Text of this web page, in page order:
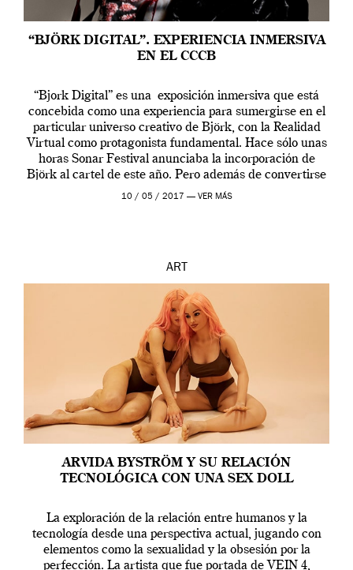
“BJÖRK DIGITAL”. EXPERIENCIA INMERSIVA
EN EL CCCB
“Bjork Digital” es una exposición inmersiva que está
concebida como una experiencia para sumergirse en el
particular universo creativo de Björk, con la Realidad
Virtual como protagonista fundamental. Hace sólo unas
horas Sonar Festival anunciaba la incorporación de
Björk al cartel de este año. Pero además de convertirse
en una de las actuaciones más relevantes […]
10 / 05 / 2017 — VER MÁS
ART
ARVIDA BYSTRÖM Y SU RELACIÓN
TECNOLÓGICA CON UNA SEX DOLL
La exploración de la relación entre humanos y la
tecnología desde una perspectiva actual, jugando con
elementos como la sexualidad y la obsesión por la
perfección. La artista que fue portada de VEIN 4,